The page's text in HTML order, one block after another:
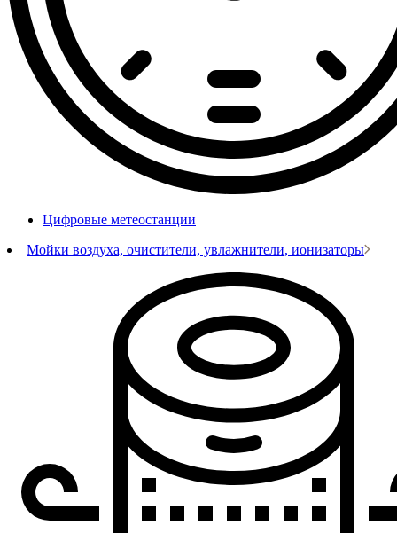
Цифровые метеостанции
Мойки воздуха, очистители, увлажнители, ионизаторы